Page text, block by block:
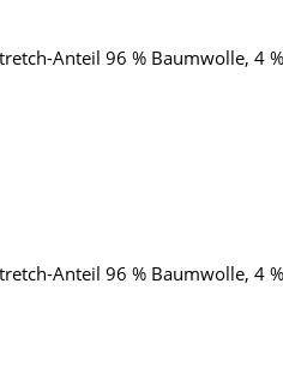
Anteil 96 % Baumwolle, 4
Anteil 96 % Baumwolle, 4